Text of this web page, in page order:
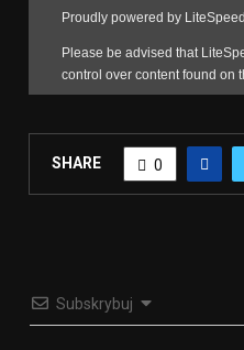
SHARE 0
Subskrybuj